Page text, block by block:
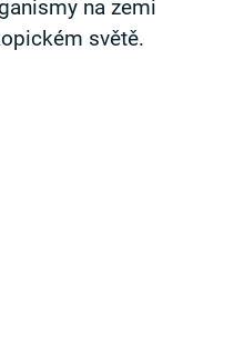
na zemi
světě.